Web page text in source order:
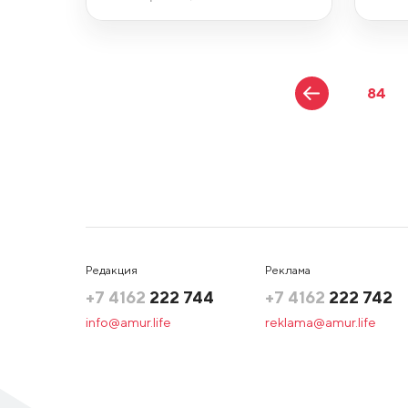
84
Редакция
+7 4162 222 744
info@amur.life
Реклама
+7 4162 222 742
reklama@amur.life